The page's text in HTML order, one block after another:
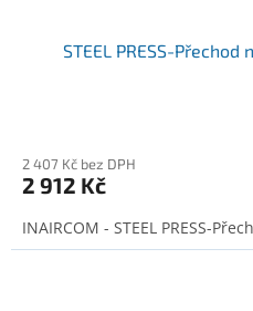
STEEL PRESS-Přechod
2 407 Kč bez DPH
2 912 Kč
INAIRCOM - STEEL PRESS-